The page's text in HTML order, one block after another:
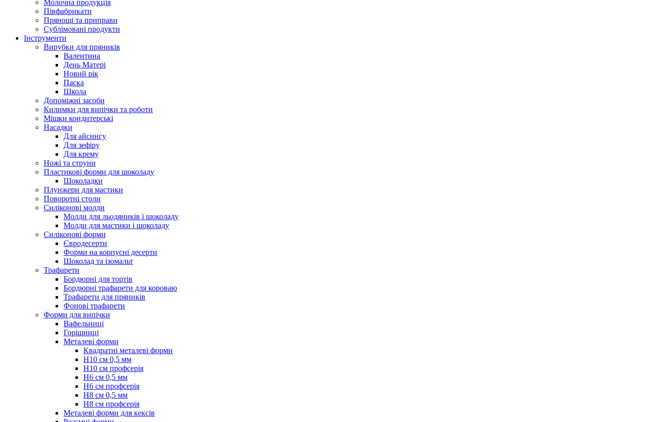
Молочна продукція
Півфабрикати
Прянощі та приправи
Сублімовані продукти
Інструменти
Вирубки для пряників
Валентина
День Матері
Новий рік
Паска
Школа
Допоміжні засоби
Килимки для випічки та роботи
Мішки кондитерські
Насадки
Для айсингу
Для зефіру
Для крему
Ножі та струни
Пластикові форми для шоколаду
Шоколадки
Плунжери для мастики
Поворотні столи
Силіконові молди
Молди для льодяників і шоколаду
Молди для мастики і шоколаду
Силіконові форми
Євродесерти
Форми на корпусні десерти
Шоколад та ізомальт
Трафарети
Бордюрні для тортів
Бордюрні трафарети для короваю
Трафарети для пряників
Фонові трафарети
Форми для випічки
Вафельниці
Горішниці
Металеві форми
Квадратні металеві форми
Н10 см 0,5 мм
Н10 см профсерія
Н6 см 0,5 мм
Н6 см профсерія
Н8 см 0,5 мм
Н8 см профсерія
Металеві форми для кексів